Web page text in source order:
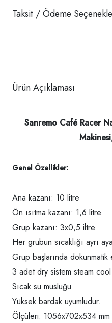
Taksit / Ödeme
Ürün Açıklaması
Sanremo Café Racer
Genel Özellikler:
Ana kazanı: 10 litre
Ön ısıtma kazanı: 1,6 litre
Grup kazanı: 3x0,5 iltre
Her grubun sıcaklığı ayrı
Grup başlarında dokunmatik
3 adet dry sistem steam
Sıcak su musluğu
Yüksek bardak uyumludur.
Ölçüleri: 1056x702x534 mm